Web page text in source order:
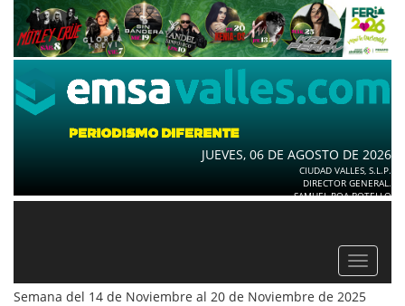
JUEVES, 06 DE AGOSTO DE 2026
CIUDAD VALLES, S.L.P.
DIRECTOR GENERAL.
SAMUEL ROA BOTELLO
Toggle
Semana del 14 de Noviembre al 20 de Noviembre de 2025